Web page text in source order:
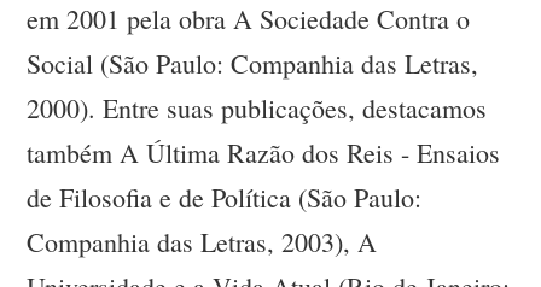
em 2001 pela obra A Sociedade Contra o
Social (São Paulo: Companhia das Letras,
2000). Entre suas publicações, destacamos
também A Última Razão dos Reis - Ensaios
de Filosofia e de Política (São Paulo:
Companhia das Letras, 2003), A